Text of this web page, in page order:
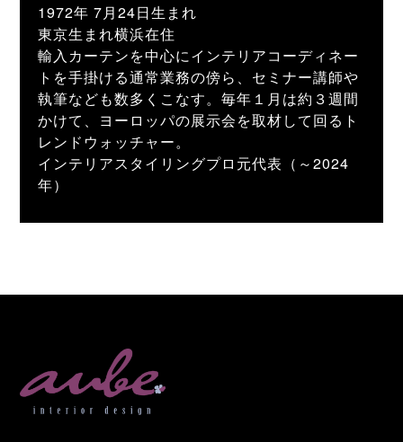
1972年 7月24日生まれ
東京生まれ横浜在住
輸入カーテンを中心にインテリアコーディネー
トを手掛ける通常業務の傍ら、セミナー講師や
執筆なども数多くこなす。毎年１月は約３週間
かけて、ヨーロッパの展示会を取材して回るト
レンドウォッチャー。
インテリアスタイリングプロ元代表（～2024
年）